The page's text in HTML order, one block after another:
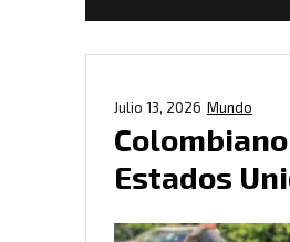
Mundo
Julio 13, 2026
Estados